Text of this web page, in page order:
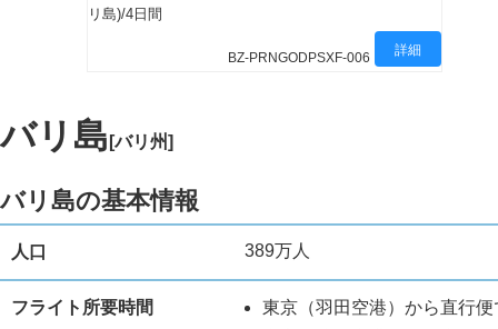
リ島)/4日間
BZ-PRNGODPSXF-006 詳細
バリ島 [バリ州]
バリ島の基本情報
人口 389万人
フライト所要時間
東京（羽田空港）から直行